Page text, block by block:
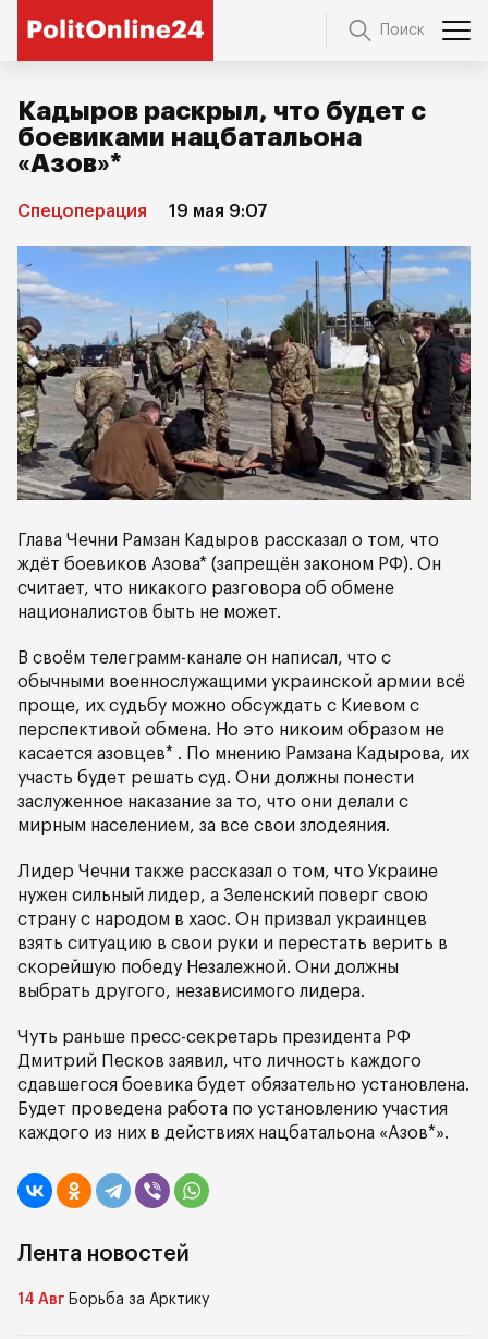
Поиск
Кадыров раскрыл, что будет с
боевиками нацбатальона
«Азов»*
Спецоперация 19 мая 9:07
Глава Чечни Рамзан Кадыров рассказал о том, что
ждёт боевиков Азова* (запрещён законом РФ). Он
считает, что никакого разговора об обмене
националистов быть не может.
В своём телеграмм-канале он написал, что с
обычными военнослужащими украинской армии всё
проще, их судьбу можно обсуждать с Киевом с
перспективой обмена. Но это никоим образом не
касается азовцев* . По мнению Рамзана Кадырова, их
участь будет решать суд. Они должны понести
заслуженное наказание за то, что они делали с
мирным населением, за все свои злодеяния.
Лидер Чечни также рассказал о том, что Украине
нужен сильный лидер, а Зеленский поверг свою
страну с народом в хаос. Он призвал украинцев
взять ситуацию в свои руки и перестать верить в
скорейшую победу Незалежной. Они должны
выбрать другого, независимого лидера.
Чуть раньше пресс-секретарь президента РФ
Дмитрий Песков заявил, что личность каждого
сдавшегося боевика будет обязательно установлена.
Будет проведена работа по установлению участия
каждого из них в действиях нацбатальона «Азов*».
Лента новостей
14 Авг Борьба за Арктику